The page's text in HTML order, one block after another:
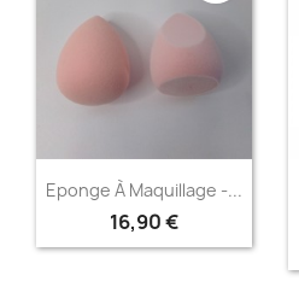
Aperçu rapide
Eponge À Maquillage -...
16,90 €